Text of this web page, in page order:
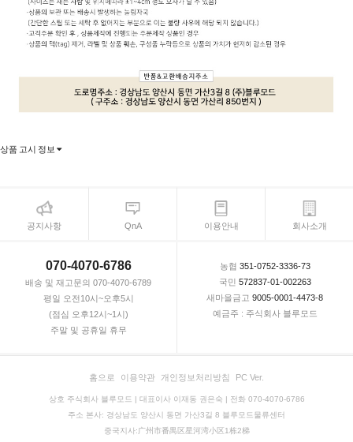
상품 고시 정보
공지사항 QnA 이용안내 회사소개
070-4070-6786
배송 및 재고문의 070-4070-6789
평일 오전10시~오후5시
(점심 오후12시~1시)
주말 및 공휴일 휴무
농협 351-0752-3336-73
국민 572837-01-002263
새마을금고 9005-0001-4473-8
예금주 : 주식회사 블루모드
홈으로 이용약관 개인정보처리방침 PC Ver.
상호 주식회사 블루모드 | 대표이사 이재동 권은숙 | 전화 070-4070-6786
주소 본사: 경상남도 양산시 동면 가산3길 8 블루모드물류센터
중국지사:广州市番禺区星河湾小区1栋2梯